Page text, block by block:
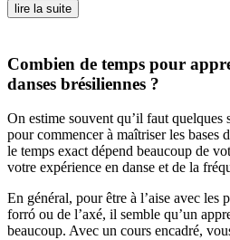
lire la suite
Combien de temps pour
danses brésiliennes ?
On estime souvent qu’il faut quelques
pour commencer à maîtriser les bases
le temps exact dépend beaucoup de
votre expérience en danse et de la
En général, pour être à l’aise avec les
forró ou de l’axé, il semble qu’un
beaucoup. Avec un cours encadré,